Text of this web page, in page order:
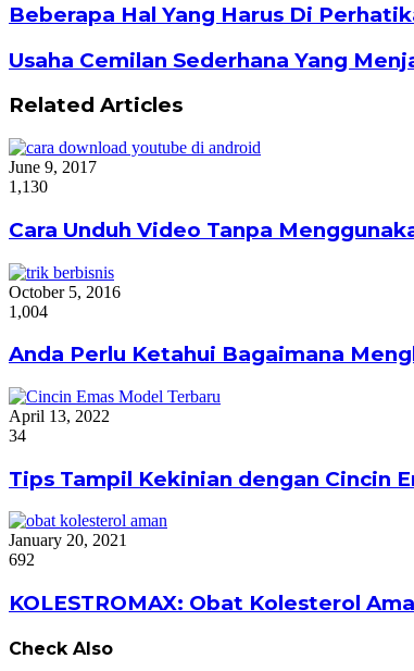
Beberapa Hal Yang Harus Di
Usaha Cemilan Sederhana Yang
Related Articles
June 9, 2017
1,130
Cara Unduh Video Tanpa
October 5, 2016
1,004
Anda Perlu Ketahui Bagaimana
April 13, 2022
34
Tips Tampil Kekinian dengan Cincin
January 20, 2021
692
KOLESTROMAX: Obat Kolesterol
Check Also